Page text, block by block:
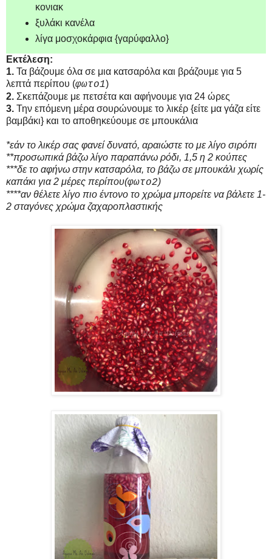
κονιακ
ξυλάκι κανέλα
λίγα μοσχοκάρφια {γαρύφαλλο}
Εκτέλεση:
1. Τα βάζουμε όλα σε μια κατσαρόλα και βράζουμε για 5
λεπτά περίπου (φωτο1)
2. Σκεπάζουμε με πετσέτα και αφήνουμε για 24 ώρες
3. Την επόμενη μέρα σουρώνουμε το λικέρ {είτε μα γάζα είτε
βαμβάκι} και το αποθηκεύουμε σε μπουκάλια
*εάν το λικέρ σας φανεί δυνατό, αραιώστε το με λίγο σιρόπι
**προσωπικά βάζω λίγο παραπάνω ρόδι, 1,5 η 2 κούπες
***δε το αφήνω στην κατσαρόλα, το βάζω σε μπουκάλι χωρίς
καπάκι για 2 μέρες περίπου(φωτο2)
****αν θέλετε λίγο πιο έντονο το χρώμα μπορείτε να βάλετε 1-
2 σταγόνες χρώμα ζαχαροπλαστικής